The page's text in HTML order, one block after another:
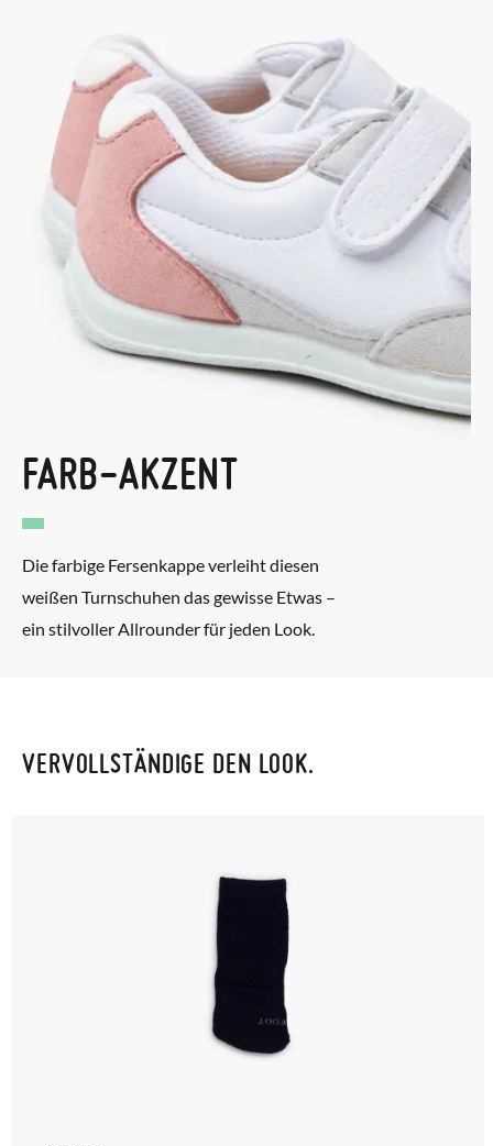
FARB-AKZENT
Die farbige Fersenkappe verleiht diesen
weißen Turnschuhen das gewisse Etwas –
ein stilvoller Allrounder für jeden Look.
VERVOLLSTÄNDIGE DEN LOOK.